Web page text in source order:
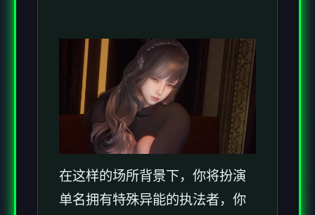
在这样的场所背景下，你将扮演
单名拥有特殊异能的执法者，你